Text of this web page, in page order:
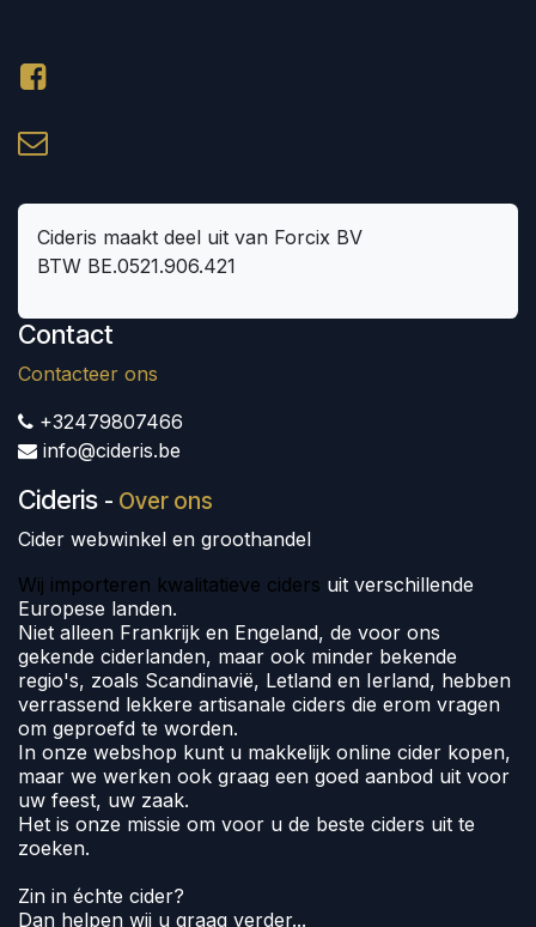
Cideris maakt deel uit van Forcix BV
BTW BE.0521.906.421
Contact
Contacteer ons
+32479807466
info@cideris.be
Cideris - Over ons
Cider webwinkel en groothandel
Wij importeren kwalitatieve ciders uit verschillende
Europese landen.
Niet alleen Frankrijk en Engeland, de voor ons
gekende ciderlanden, maar ook minder bekende
regio's, zoals Scandinavië, Letland en Ierland, hebben
verrassend lekkere artisanale ciders die erom vragen
om geproefd te worden.
In onze webshop kunt u makkelijk online cider kopen,
maar we werken ook graag een goed aanbod uit voor
uw feest, uw zaak.
Het is onze missie om voor u de beste ciders uit te
zoeken.
Zin in échte cider?
Dan helpen wij u graag verder...